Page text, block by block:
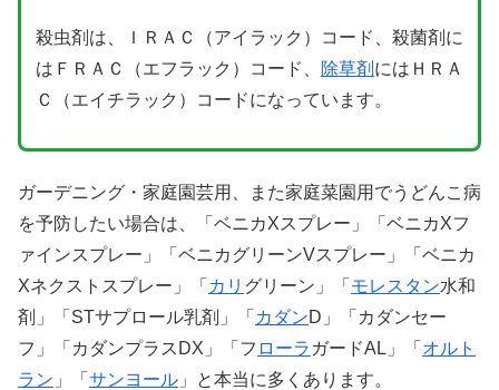
殺虫剤は、ＩＲＡＣ（アイラック）コード、殺菌剤に
はＦＲＡＣ（エフラック）コード、
除草剤 にはＨＲＡ
Ｃ（エイチラック）コードになっています。
ガーデニング・家庭園芸用、また家庭菜園用でうどんこ病
を予防したい場合は、「ベニカXスプレー」「ベニカXフ
ァインスプレー」「ベニカグリーンVスプレー」
「ベニカ
Xネクストスプレー」「 カリ グリーン」「 モレスタン水和
剤」「STサプロール乳剤」「 カダンD」「カダンセー
フ」「カダンプラスDX」「フ ローラ ガードAL」「 オルト
ラン 」「 サンヨール 」と本当に多くあります。